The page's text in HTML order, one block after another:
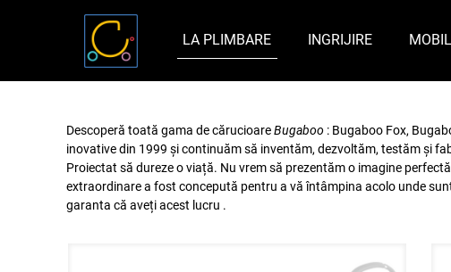
LA PLIMBARE INGRIJIRE
Descoperă toată gama de cărucioareBugaboo : Bugaboo Fox,
inovative din 1999 și continuăm să inventăm, dezvoltăm, testăm și
Proiectat să dureze o viață. Nu vrem să prezentăm o imagine
extraordinare a fost concepută pentru a vă întâmpina acolo unde
garanta că aveți acest lucru .